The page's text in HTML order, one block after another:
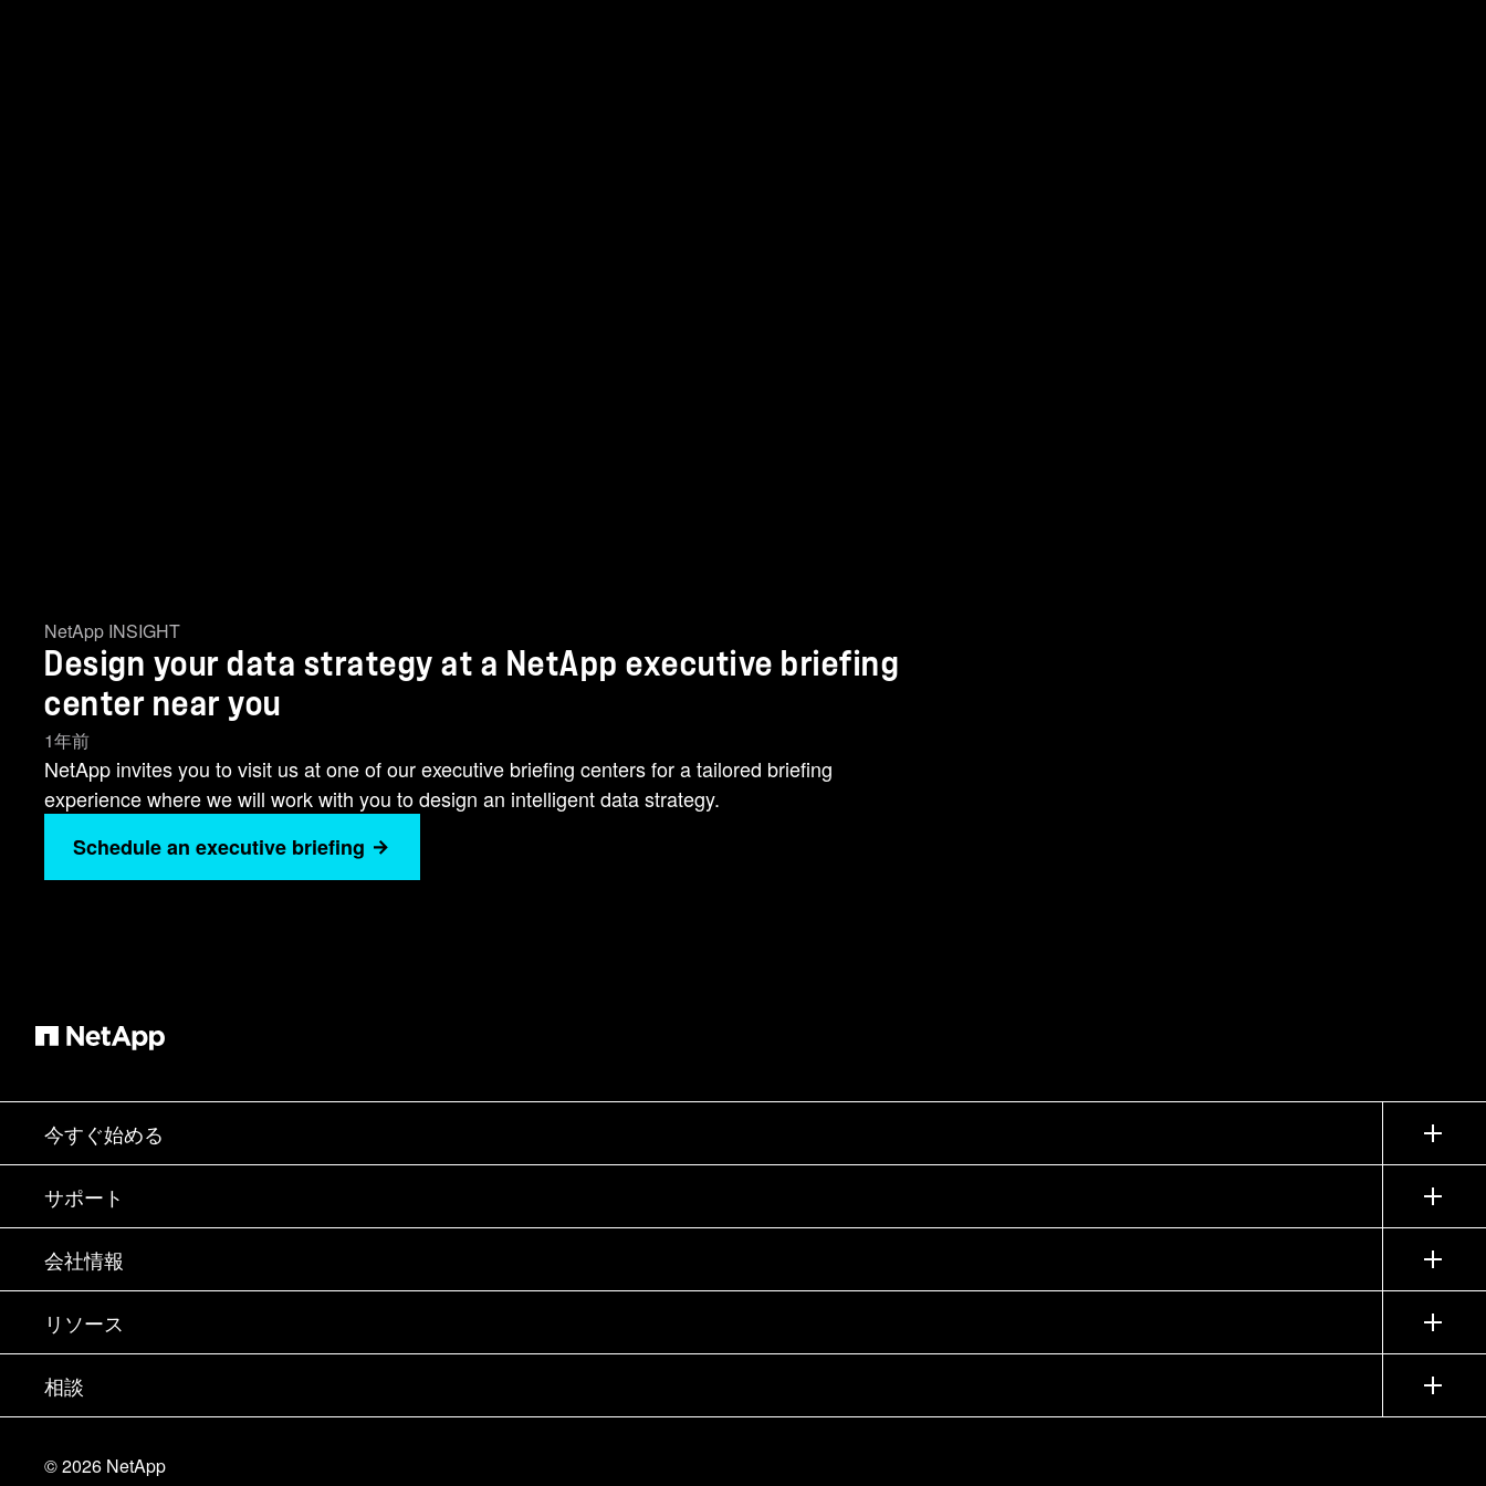
NetApp INSIGHT
Design your data strategy at a NetApp executive briefing
center near you
1年前
NetApp invites you to visit us at one of our executive briefing centers for a tailored briefing
experience where we will work with you to design an intelligent data strategy.
Schedule an executive briefing
今すぐ始める
購入方法
営業チームへのお問い合わせ
パートナーを検索
エグゼクティブ ブリーフィング
製品A-Z
サポート
サポート
トレーニング
ドキュメント
ナレッジ ベース
コミュニティ
知識の習得
会社情報
会社情報
パートナー
採用情報
Trust Center
リソース
ニュースルーム
イベント
ブログ
相談
当サイトに関するフィードバック
©2026 NetApp